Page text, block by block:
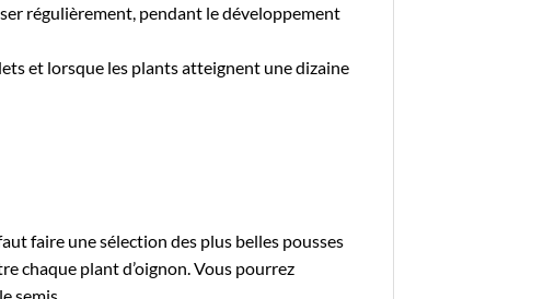
régulièrement, pendant le développement
et lorsque les plants atteignent une dizaine
faire une sélection des plus belles pousses
chaque plant d’oignon. Vous pourrez
semis.